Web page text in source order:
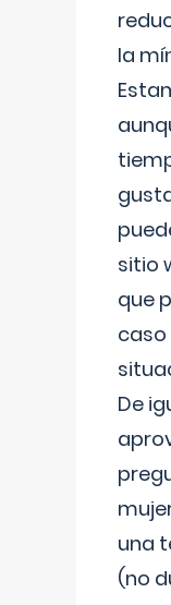
la
sitio
que
caso
De
una
(no